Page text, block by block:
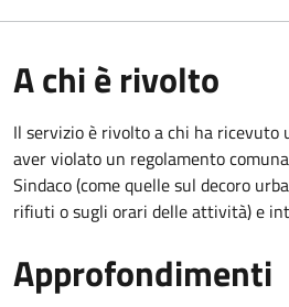
A chi è rivolto
Il servizio è rivolto a chi ha ricevuto
aver violato un regolamento
Sindaco (come quelle sul decoro
rifiuti o sugli orari delle attività) e
Approfondimenti